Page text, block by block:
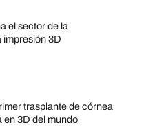
el sector de la
3D
trasplante de córnea
en 3D del mundo